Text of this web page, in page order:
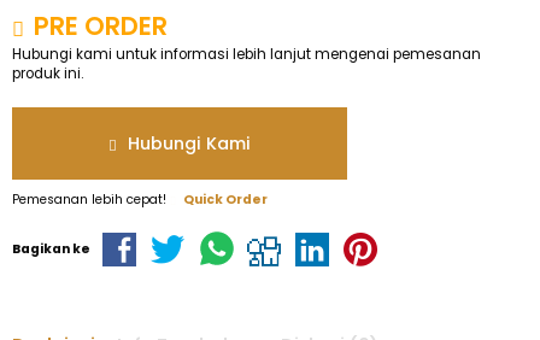
PRE ORDER
Hubungi kami untuk informasi lebih lanjut mengenai pemesanan
produk ini.
Hubungi Kami
Pemesanan lebih cepat! Quick Order
Bagikan ke